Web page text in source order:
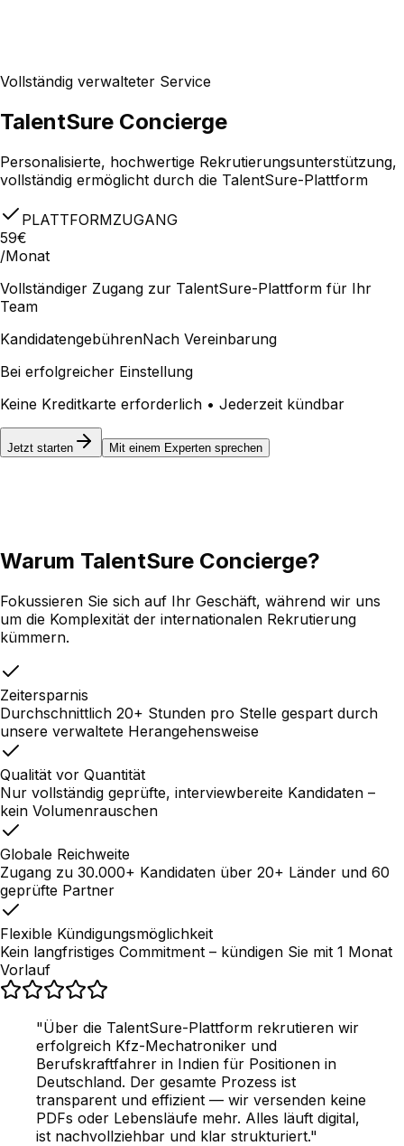
Vollständig verwalteter Service
TalentSure Concierge
Personalisierte, hochwertige Rekrutierungsunterstützung,
vollständig ermöglicht durch die TalentSure-Plattform
PLATTFORMZUGANG
59€
/Monat
Vollständiger Zugang zur TalentSure-Plattform für Ihr
Team
KandidatengebührenNach Vereinbarung
Bei erfolgreicher Einstellung
Keine Kreditkarte erforderlich • Jederzeit kündbar
Jetzt starten Mit einem Experten sprechen
Warum TalentSure Concierge?
Fokussieren Sie sich auf Ihr Geschäft, während wir uns
um die Komplexität der internationalen Rekrutierung
kümmern.
Zeitersparnis
Durchschnittlich 20+ Stunden pro Stelle gespart durch
unsere verwaltete Herangehensweise
Qualität vor Quantität
Nur vollständig geprüfte, interviewbereite Kandidaten –
kein Volumenrauschen
Globale Reichweite
Zugang zu 30.000+ Kandidaten über 20+ Länder und 60
geprüfte Partner
Flexible Kündigungsmöglichkeit
Kein langfristiges Commitment – kündigen Sie mit 1 Monat
Vorlauf
"Über die TalentSure-Plattform rekrutieren wir
erfolgreich Kfz-Mechatroniker und
Berufskraftfahrer in Indien für Positionen in
Deutschland. Der gesamte Prozess ist
transparent und effizient — wir versenden keine
PDFs oder Lebensläufe mehr. Alles läuft digital,
ist nachvollziehbar und klar strukturiert."